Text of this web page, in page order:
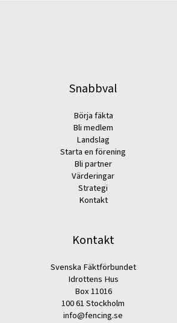
Snabbval
Börja fäkta
Bli medlem
Landslag
Starta en förening
Bli partner
Värderingar
Strategi
Kontakt
Kontakt
Svenska Fäktförbundet
Idrottens Hus
Box 11016
100 61 Stockholm
info@fencing.se